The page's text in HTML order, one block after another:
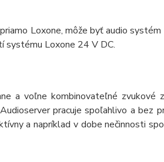
Loxone, môže byť audio
systému Loxone 24 V DC.
a voľne kombinovateľné zvukové
pracuje spoľahlivo a bez
a napríklad v dobe nečinnosti